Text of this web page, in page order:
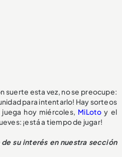
suerte esta vez, no se preocupe:
para intentarlo! Hay sorteos
hoy miércoles, MiLoto y el
¡está a tiempo de jugar!
su interés en nuestra sección